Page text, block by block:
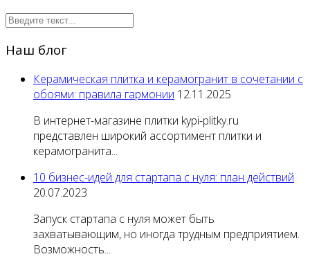
Наш блог
Керамическая плитка и керамогранит в сочетании с
обоями: правила гармонии 12.11.2025
В интернет-магазине плитки kypi-plitky.ru
представлен широкий ассортимент плитки и
керамогранита...
10 бизнес-идей для стартапа с нуля: план действий
20.07.2023
Запуск стартапа с нуля может быть
захватывающим, но иногда трудным предприятием.
Возможность...